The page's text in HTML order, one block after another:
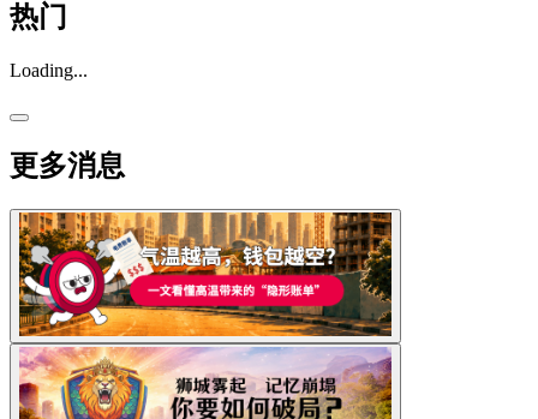
热门
Loading...
更多消息